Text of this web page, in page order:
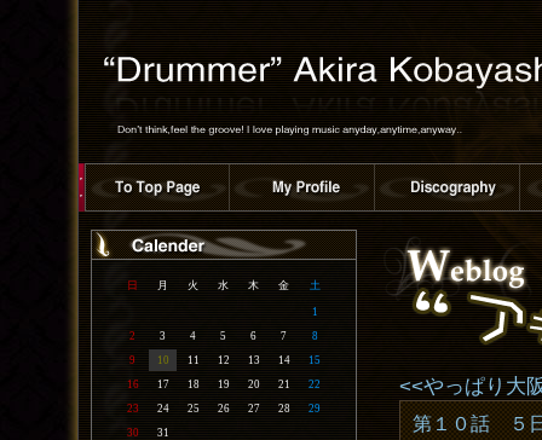
<<やっぱり大
第１０話 ５
日 月 火 水 木 金 土
1
2
3 4 5 6 7
8
9
10 11 12 13 14
15
16
17 18 19 20 21
22
23
24 25 26 27 28
29
30
31